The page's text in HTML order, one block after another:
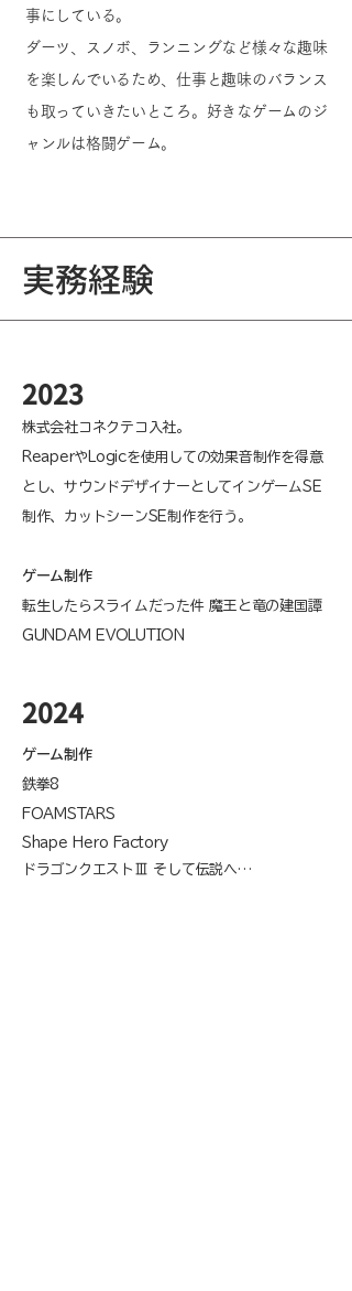
事にしている。
ダーツ、スノボ、ランニングなど様々な趣味
を楽しんでいるため、仕事と趣味のバランス
も取っていきたいところ。好きなゲームのジ
ャンルは格闘ゲーム。
実務経験
​2023
株式会社コネクテコ入社。​​​​​​
ReaperやLogicを使用しての効果音制作を得意
とし、サウンドデザイナーとしてインゲームSE
制作、カットシーンSE制作を行う。​​​​​​​​​​​​​
ゲーム制作​​​
転生したらスライムだった件 魔王と竜の建国譚
GUNDAM EVOLUTION
ゲーム制作
鉄拳8
FOAMSTARS
Shape Hero Factory
ドラゴンクエストⅢ そして伝説へ…
​2024